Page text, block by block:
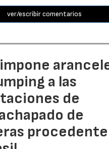
ver/escribir comentarios
impone
a las
de
de
procedente